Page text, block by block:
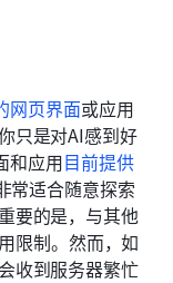
网页界面或应用
只是对AI感到好
和应用目前提供
常适合随意探索
要的是，与其他
限制。然而，如
收到服务器繁忙